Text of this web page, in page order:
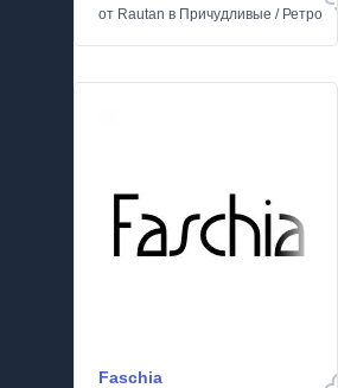
от Rautan в Причудливые / Ретро
Faschia